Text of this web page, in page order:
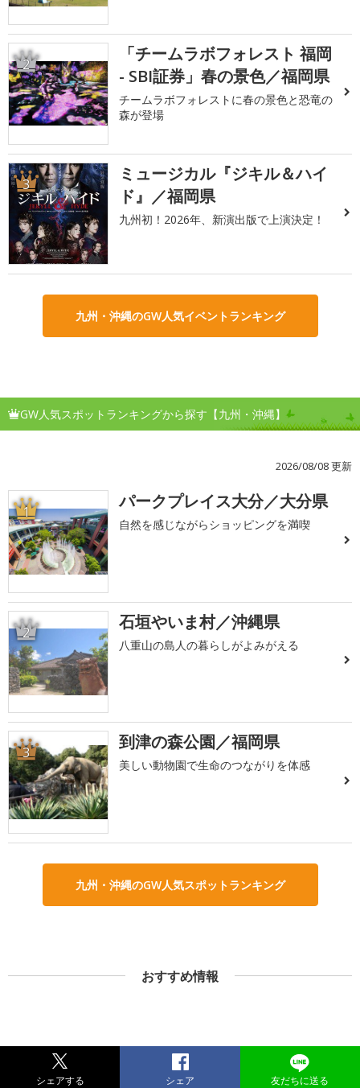
2
「チームラボフォレスト 福岡
- SBI証券」春の景色／福岡県
チームラボフォレストに春の景色と恐竜の
森が登場
3
ミュージカル『ジキル＆ハイ
ド』／福岡県
九州初！2026年、新演出版で上演決定！
九州・沖縄のGW人気イベントランキング
GW人気スポットランキングから探す【九州・沖縄】
2026/08/08 更新
1 パークプレイス大分／大分県
自然を感じながらショッピングを満喫
2 石垣やいま村／沖縄県
八重山の島人の暮らしがよみがえる
3 到津の森公園／福岡県
美しい動物園で生命のつながりを体感
九州・沖縄のGW人気スポットランキング
おすすめ情報
シェアする シェア 友だちに送る